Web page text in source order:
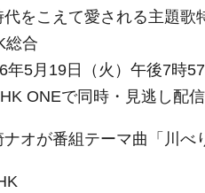
代をこえて愛される主題歌
総合
年5月19日（火）午後7時
ONEで同時・見逃し配
ナオが番組テーマ曲「川べ